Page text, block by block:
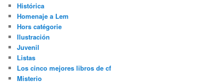
Histórica
Homenaje a Lem
Hors catégorie
Ilustración
Juvenil
Listas
Los cinco mejores libros de cf
Misterio